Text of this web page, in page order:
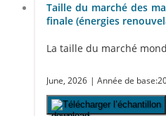
Taille du marché des
finale (énergies
La taille du marché
June, 2026 | Année de
Télécharger l’échantillon